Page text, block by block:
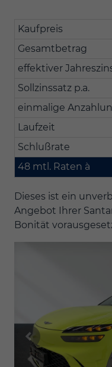
Kaufpreis
Gesamtbetrag
effektiver
Sollzinssatz p.a.
einmalige
Laufzeit
Schlußrate
48 mtl. Raten à
Dieses ist ein
Angebot Ihrer
Bonität